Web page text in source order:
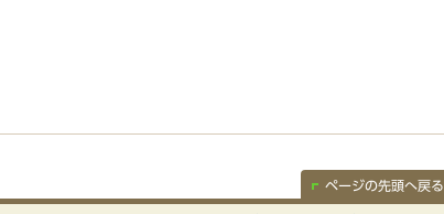
ページの先頭へ戻る